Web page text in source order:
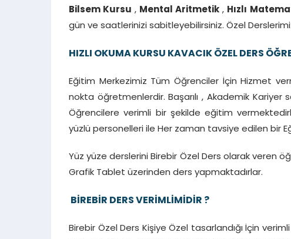
Bilsem Kursu , Mental Aritmetik , Hızlı
gün ve saatlerinizi sabitleyebilirsiniz. Özel
HIZLI OKUMA KURSU KAVACIK ÖZEL DERS
Eğitim Merkezimiz Tüm Öğrenciler İçin Hizmet
nokta öğretmenlerdir. Başarılı , Akademik
Öğrencilere verimli bir şekilde eğitim
yüzlü personelleri ile Her zaman tavsiye edilen bir
Yüz yüze derslerini Birebir Özel Ders olarak veren
Grafik Tablet üzerinden ders yapmaktadırlar.
BİREBİR DERS VERİMLİMİDİR ?
Birebir Özel Ders Kişiye Özel tasarlandığı İçin